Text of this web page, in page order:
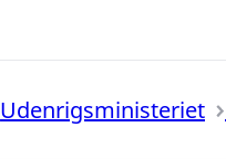
Udenrigsministeriet